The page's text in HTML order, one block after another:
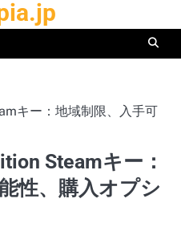
キー：地域制限、入手可
Steamキー：
性、購入オプシ